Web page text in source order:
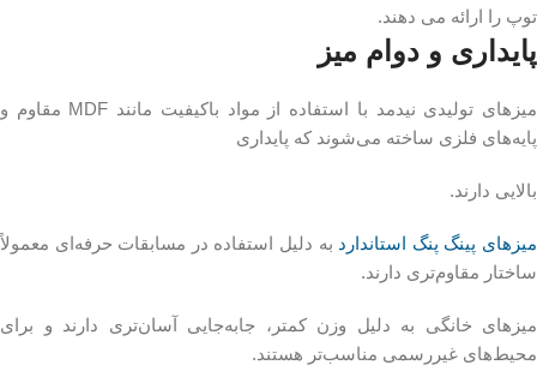
توپ را ارائه می‌ دهند.
پایداری و دوام میز
میزهای تولیدی نیدمد با استفاده از مواد باکیفیت مانند MDF مقاوم و
پایه‌های فلزی ساخته می‌شوند که پایداری
بالایی دارند.
میزهای پینگ پنگ استاندارد به دلیل استفاده در مسابقات حرفه‌ای معمولاً
ساختار مقاوم‌تری دارند.
میزهای خانگی به دلیل وزن کمتر، جابه‌جایی آسان‌تری دارند و برای
محیط‌های غیررسمی مناسب‌تر هستند.